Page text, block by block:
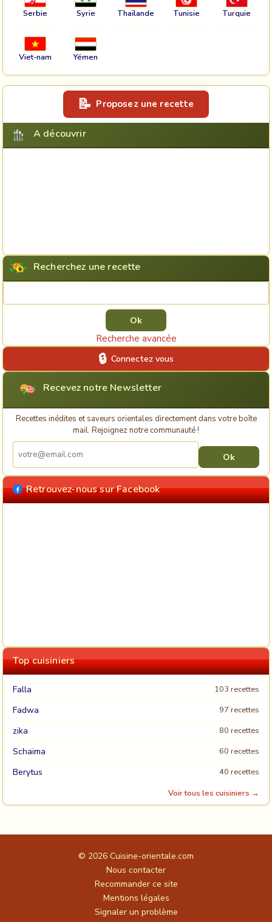
Serbie Syrie Thaïlande Tunisie Turquie
Viet-nam Yémen
Proposez une recette
A découvrir
Recherchez une recette
Recherche avancée
Connectez vous
Recevez notre Newsletter
Recettes inédites et saveurs orientales directement dans votre boîte
mail. Rejoignez notre communauté !
Retrouvez-nous sur Facebook
Top cuisiniers
Falla 103 recettes
Fadwa 97 recettes
zika 80 recettes
Schaima 60 recettes
Berytus
40 recettes
Voir tous les cuisiniers →
© 2026 Cuisine-orientale.com
Nous contacter
Recommander ce site
Mentions légales
Signaler un problème